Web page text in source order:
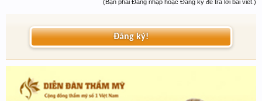
(Bạn phải Đăng nhập hoặc Đăng ký để trả lời bài viết.)
Đăng ký!